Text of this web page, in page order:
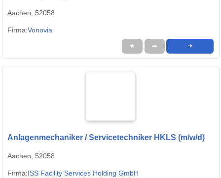
Aachen, 52058
Firma:Vonovia
★ ➦ ➜
Anlagenmechaniker / Servicetechniker HKLS (m/w/d)
Aachen, 52058
Firma:ISS Facility Services Holding GmbH